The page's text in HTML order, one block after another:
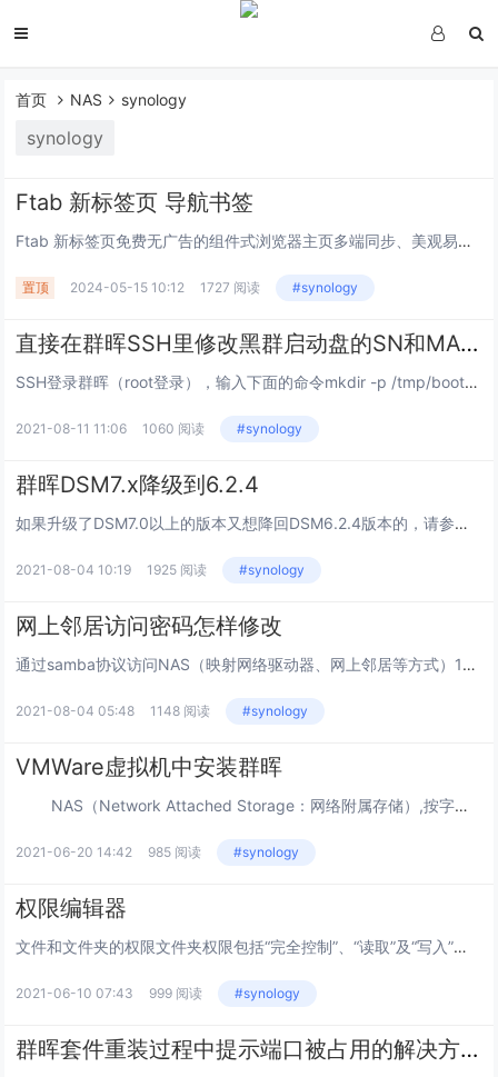
首页 NAS synology
synology
Ftab 新标签页 导航书签
Ftab 新标签页免费无广告的组件式浏览器主页多端同步、美观易用的在线导航和新标签页工具， 帮助您高效管理网页和应用，更有便携好玩的小组件供您使用，提升在线体验。让功能更简洁这是一款集导航与笔记功能于一体的书签管理工具，希望帮助你不惧遗忘...
置顶 2024-05-15 10:12 1727 阅读 #synology
直接在群晖SSH里修改黑群启动盘的SN和MAC方法
SSH登录群晖（root登录），输入下面的命令mkdir -p /tmp/bootcd /devmount -t vfat synoboot1 /tmp/boot/cd /tmp/boot/grubvi grub.cfg此时还是命令模式，按...
2021-08-11 11:06 1060 阅读 #synology
群晖DSM7.x降级到6.2.4
如果升级了DSM7.0以上的版本又想降回DSM6.2.4版本的，请参考下面的操作（如果是7.2想降级到6.2，需要先降级到7.1，再降级到7.0，然后才能降级到6.2.x）在Win系统打开MobaXterm；下载地址 密码：90...
2021-08-04 10:19 1925 阅读 #synology
网上邻居访问密码怎样修改
通过samba协议访问NAS（映射网络驱动器、网上邻居等方式）1、windows10更新后默认用本地账户登录,直接提示密码错误，如何重新弹出登陆框输入用户名和密码打开 设置→帐户→登录选项。关掉“更新或重启后，使用我的登录信息自...
2021-08-04 05:48 1148 阅读 #synology
VMWare虚拟机中安装群晖
NAS（Network Attached Storage：网络附属存储）,按字面意思理解其实就是网络存储器，可以理解为存储资料的网盘，云盘。NAS本身支持多种协议（如NFS、CIFS、FTP、HTTP等），且支持各种操作系统...
2021-06-20 14:42 985 阅读 #synology
权限编辑器
文件和文件夹的权限文件夹权限包括“完全控制”、“读取”及“写入”。这些权限中的每一个都是由下面列出和定义的特殊权限的逻辑组组成。1.更改权限允许或拒绝更改文件或文件夹的权限，例如完全控制、读取和写入。2.取得所有权允许或拒绝取得文件或文件夹...
2021-06-10 07:43 999 阅读 #synology
群晖套件重装过程中提示端口被占用的解决方案